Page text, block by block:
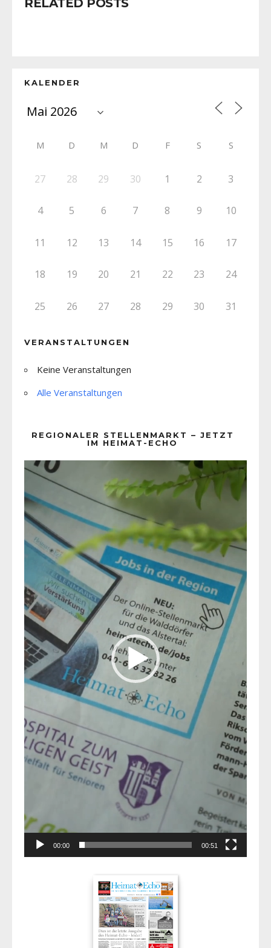
RELATED POSTS
KALENDER
M D M D F S S
27 28 29 30 1 2 3
4 5 6 7 8 9 10
11 12 13 14 15 16 17
18 19 20 21 22 23 24
25 26 27 28 29 30 31
VERANSTALTUNGEN
Keine Veranstaltungen
Alle Veranstaltungen
REGIONALER STELLENMARKT – JETZT
IM HEIMAT-ECHO
Player
00:00 00:51